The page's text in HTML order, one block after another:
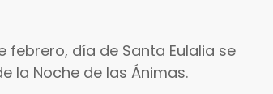
febrero, día de Santa Eulalia se
la Noche de las Ánimas.